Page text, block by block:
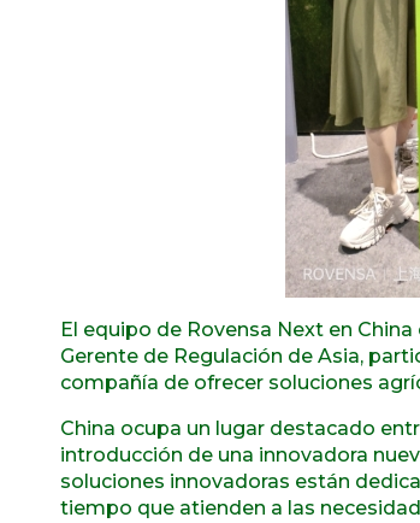
El equipo de Rovensa Next en
Gerente de Regulación de Asia,
compañía de ofrecer soluciones
China ocupa un lugar destacado
introducción de una innovadora
soluciones innovadoras están
tiempo que atienden a las